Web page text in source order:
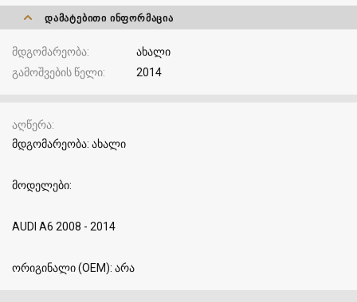
ᲓᲐᲛᲐᲢᲔᲑᲘᲗᲘ ᲘᲜᲤᲝᲠᲛᲐᲪᲘᲐ
მდგომარეობა
ახალი
გამოშვების წელი
2014
აღწერა
მდგომარეობა: ახალი
მოდელები:
AUDI A6 2008 - 2014
ორიგინალი (OEM): არა